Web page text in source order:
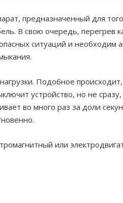
предназначенный для
В свою очередь, перегрев
ситуаций и необходим
Подобное
устройство, но не
во много раз за доли
или